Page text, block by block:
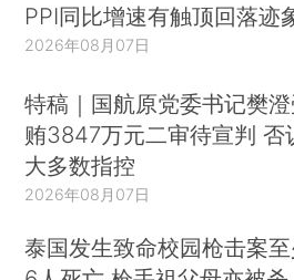
PPI同比增速有触顶回落迹
2026年08月07日
特稿｜国航原党委书记樊
贿3847万元二审待宣判 否
大多数指控
2026年08月07日
泰国发生致命校园枪击案